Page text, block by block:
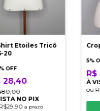
Etoiles Tricô
20
OFF
28,40
NO PIX
a prazo
5%
À
ou